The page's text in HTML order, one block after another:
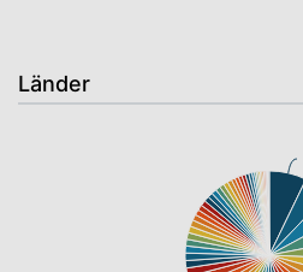
Länder